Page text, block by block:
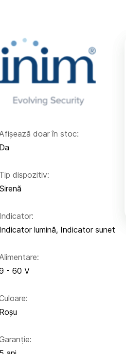
Afișează doar în stoc:
Da
Tip dispozitiv:
Sirenă
Indicator:
Indicator lumină, Indicator sunet
Alimentare:
- 60 V
Roșu